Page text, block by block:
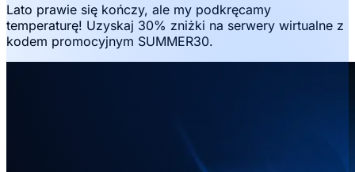
Lato prawie się kończy, ale my podkręcamy
temperaturę! Uzyskaj 30% zniżki na serwery wirtualne z
kodem promocyjnym SUMMER30.